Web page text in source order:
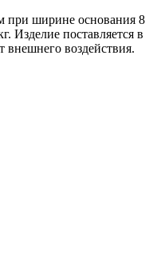
при ширине основания 8
Изделие поставляется в
воздействия.